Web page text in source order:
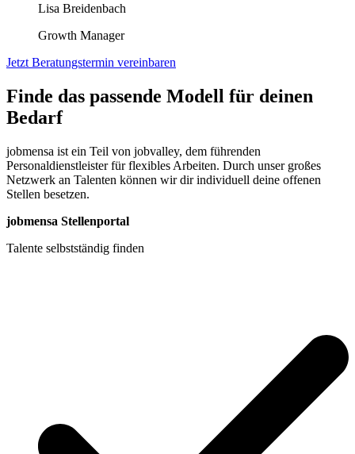
Lisa Breidenbach
Growth Manager
Jetzt Beratungstermin vereinbaren
Finde das passende Modell für deinen
Bedarf
jobmensa ist ein Teil von jobvalley, dem führenden
Personaldienstleister für flexibles Arbeiten. Durch unser großes
Netzwerk an Talenten können wir dir individuell deine offenen
Stellen besetzen.
jobmensa Stellenportal
Talente selbstständig finden